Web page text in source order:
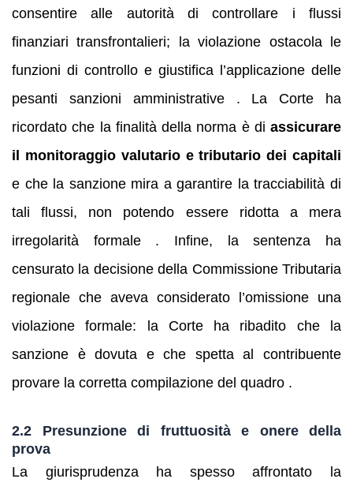
consentire alle autorità di controllare i flussi
finanziari transfrontalieri; la violazione ostacola le
funzioni di controllo e giustifica l’applicazione delle
pesanti sanzioni amministrative . La Corte ha
ricordato che la finalità della norma è di assicurare
il monitoraggio valutario e tributario dei capitali
e che la sanzione mira a garantire la tracciabilità di
tali flussi, non potendo essere ridotta a mera
irregolarità formale . Infine, la sentenza ha
censurato la decisione della Commissione Tributaria
regionale che aveva considerato l’omissione una
violazione formale: la Corte ha ribadito che la
sanzione è dovuta e che spetta al contribuente
provare la corretta compilazione del quadro .
2.2 Presunzione di fruttuosità e onere della
prova
La giurisprudenza ha spesso affrontato la